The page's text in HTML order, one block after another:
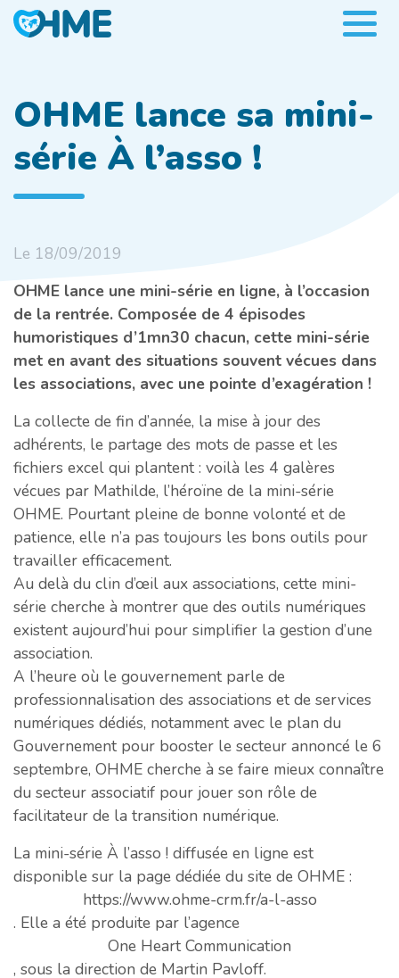
OHME lance sa mini-
série À l’asso !
Le 18/09/2019
OHME lance une mini-série en ligne, à l’occasion
de la rentrée. Composée de 4 épisodes
humoristiques d’1mn30 chacun, cette mini-série
met en avant des situations souvent vécues dans
les associations, avec une pointe d’exagération !
La collecte de fin d’année, la mise à jour des
adhérents, le partage des mots de passe et les
fichiers excel qui plantent : voilà les 4 galères
vécues par Mathilde, l’héroïne de la mini-série
OHME. Pourtant pleine de bonne volonté et de
patience, elle n’a pas toujours les bons outils pour
travailler efficacement.
Au delà du clin d’œil aux associations, cette mini-
série cherche à montrer que des outils numériques
existent aujourd’hui pour simplifier la gestion d’une
association.
A l’heure où le gouvernement parle de
professionnalisation des associations et de services
numériques dédiés, notamment avec le plan du
Gouvernement pour booster le secteur annoncé le 6
septembre, OHME cherche à se faire mieux connaître
du secteur associatif pour jouer son rôle de
facilitateur de la transition numérique.
La mini-série À l’asso ! diffusée en ligne est
disponible sur la page dédiée du site de OHME :
https://www.ohme-crm.fr/a-l-asso
. Elle a été produite par l’agence
One Heart Communication
, sous la direction de Martin Pavloff.